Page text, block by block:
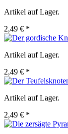
Artikel auf Lager.
2,49 € *
Artikel auf Lager.
2,49 € *
Artikel auf Lager.
2,49 € *